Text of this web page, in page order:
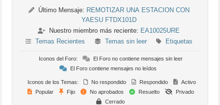
Último Mensaje: REMOTIZAR UNA ESTACION CON
YAESU FTDX101D
Nuestro miembro más reciente: EA10025URE
Temas Recientes
Temas sin leer Etiquetas
Iconos del Foro:
El Foro no contiene mensajes sin leer
El Foro contiene mensajes no leídos
Iconos de los Temas: No respondido Respondido
Activo
Popular
Fijo No aprobados Resuelto
Privado
Cerrado